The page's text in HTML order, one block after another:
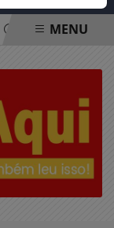
REDE ELÉTRICA
MENU